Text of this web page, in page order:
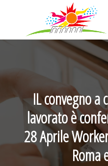
IL convegno a
lavorato è
28 Aprile
Roma